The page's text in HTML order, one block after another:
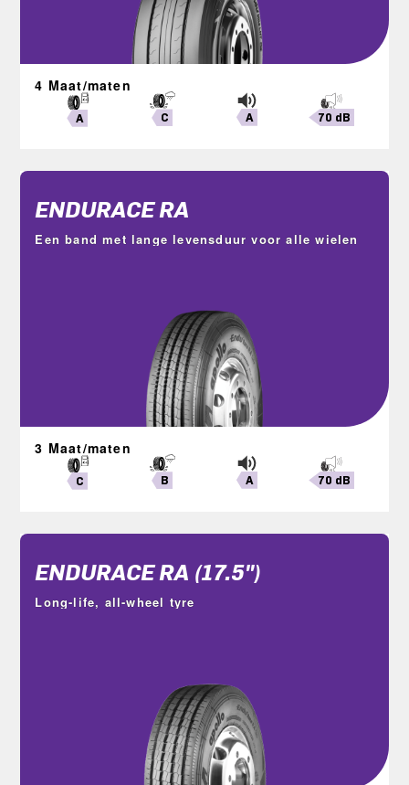
4 Maat/maten
A C A 70 dB
ENDURACE RA
Een band met lange levensduur voor alle wielen
3 Maat/maten
C B A 70 dB
ENDURACE RA (17.5")
Long-life, all-wheel tyre